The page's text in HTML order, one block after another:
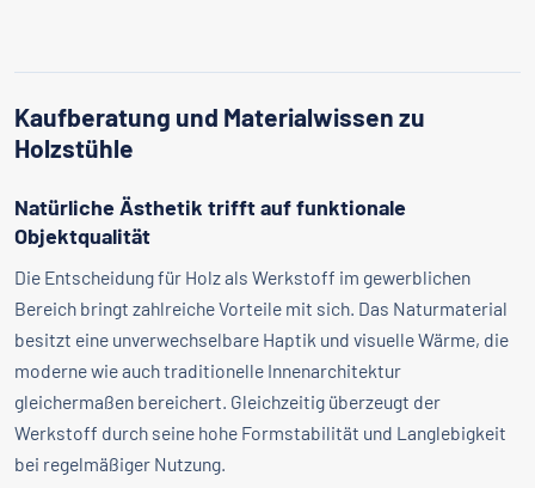
Kaufberatung und Materialwissen zu
Holzstühle
Natürliche Ästhetik trifft auf funktionale
Objektqualität
Die Entscheidung für Holz als Werkstoff im gewerblichen
Bereich bringt zahlreiche Vorteile mit sich. Das Naturmaterial
besitzt eine unverwechselbare Haptik und visuelle Wärme, die
moderne wie auch traditionelle Innenarchitektur
gleichermaßen bereichert. Gleichzeitig überzeugt der
Werkstoff durch seine hohe Formstabilität und Langlebigkeit
bei regelmäßiger Nutzung.